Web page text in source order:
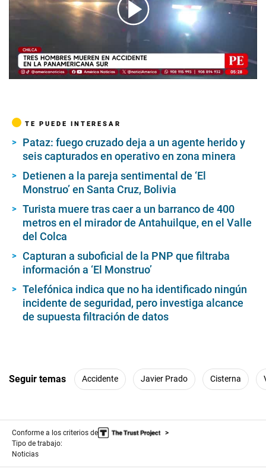
00:00/00:50
TE PUEDE INTERESAR
Pataz: fuego cruzado deja a un agente herido y
seis capturados en operativo en zona minera
Detienen a la pareja sentimental de ‘El
Monstruo’ en Santa Cruz, Bolivia
Turista muere tras caer a un barranco de 400
metros en el mirador de Antahuilque, en el Valle
del Colca
Capturan a suboficial de la PNP que filtraba
información a ‘El Monstruo’
Telefónica indica que no ha identificado ningún
incidente de seguridad, pero investiga alcance
de supuesta filtración de datos
Seguir temas Accidente Javier Prado Cisterna
Conforme a los criterios de
Tipo de trabajo:
Noticias